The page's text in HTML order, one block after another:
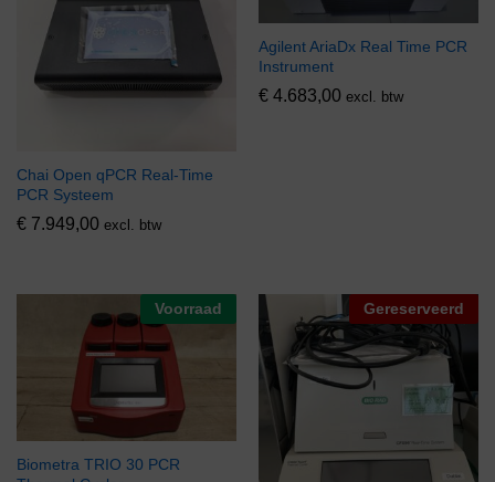
Chai Open qPCR Real-Time
PCR Systeem
€ 7.949,00 excl. btw
Agilent AriaDx Real Time PCR
Instrument
€ 4.683,00 excl. btw
Voorraad
Biometra TRIO 30 PCR
Gereserveerd